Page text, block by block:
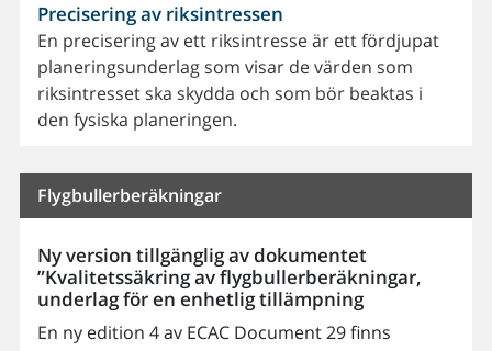
Precisering av riksintressen
En precisering av ett riksintresse är ett fördjupat
planeringsunderlag som visar de värden som
riksintresset ska skydda och som bör beaktas i
den fysiska planeringen.
Flygbullerberäkningar
Ny version tillgänglig av dokumentet
”Kvalitetssäkring av flygbullerberäkningar,
underlag för en enhetlig tillämpning
En ny edition 4 av ECAC Document 29 finns